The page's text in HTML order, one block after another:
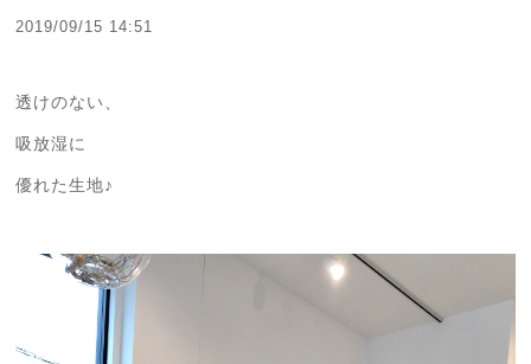
2019/09/15 14:51
透けのない、
吸放湿に
優れた生地♪